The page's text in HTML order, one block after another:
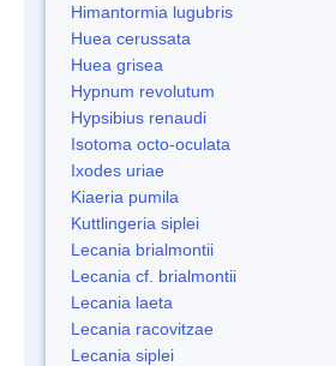
Himantormia lugubris
Huea cerussata
Huea grisea
Hypnum revolutum
Hypsibius renaudi
Isotoma octo-oculata
Ixodes uriae
Kiaeria pumila
Kuttlingeria siplei
Lecania brialmontii
Lecania cf. brialmontii
Lecania laeta
Lecania racovitzae
Lecania siplei